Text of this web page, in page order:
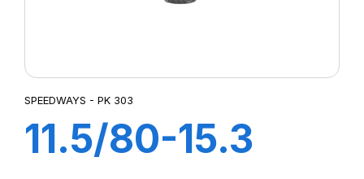
SPEEDWAYS - PK 303
11.5/80-15.3